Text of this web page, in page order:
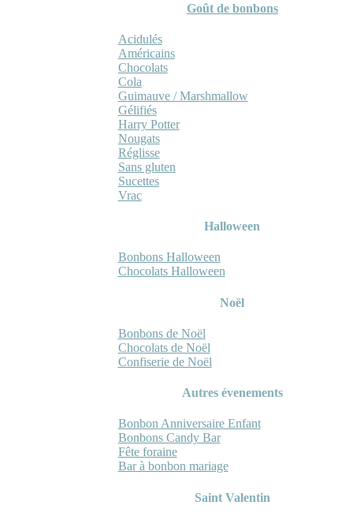
Goût de bonbons
Acidulés
Américains
Chocolats
Cola
Guimauve / Marshmallow
Gélifiés
Harry Potter
Nougats
Réglisse
Sans gluten
Sucettes
Vrac
Halloween
Bonbons Halloween
Chocolats Halloween
Noël
Bonbons de Noël
Chocolats de Noël
Confiserie de Noël
Autres évenements
Bonbon Anniversaire Enfant
Bonbons Candy Bar
Fête foraine
Bar à bonbon mariage
Saint Valentin